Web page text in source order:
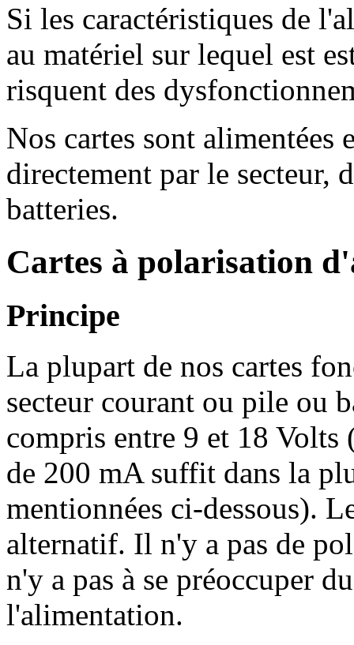
Si les caractéristiques de
au matériel sur lequel est
risquent des
Nos cartes sont alimentées
directement par le secteur,
batteries.
Cartes à polarisation
Principe
La plupart de nos cartes
secteur courant ou pile ou
compris entre 9 et 18 Volts
de 200 mA suffit dans la
mentionnées ci-dessous).
alternatif. Il n'y a pas de
n'y a pas à se préoccuper
l'alimentation.